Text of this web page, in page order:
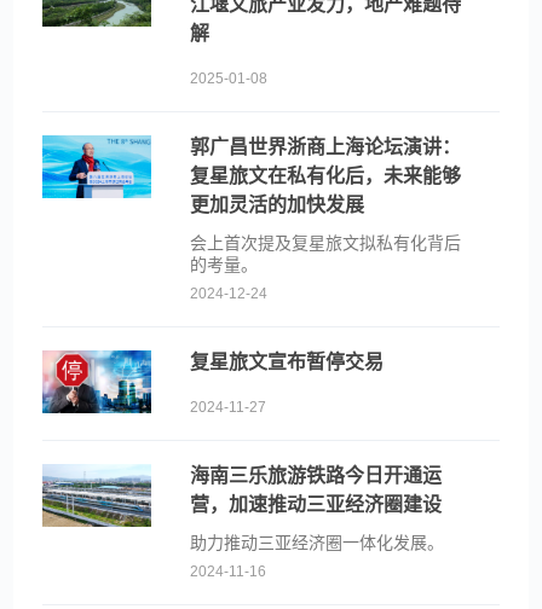
江堰文旅产业发力，地产难题待
解
2025-01-08
郭广昌世界浙商上海论坛演讲：
复星旅文在私有化后，未来能够
更加灵活的加快发展
会上首次提及复星旅文拟私有化背后
的考量。
2024-12-24
复星旅文宣布暂停交易
2024-11-27
海南三乐旅游铁路今日开通运
营，加速推动三亚经济圈建设
助力推动三亚经济圈一体化发展。
2024-11-16